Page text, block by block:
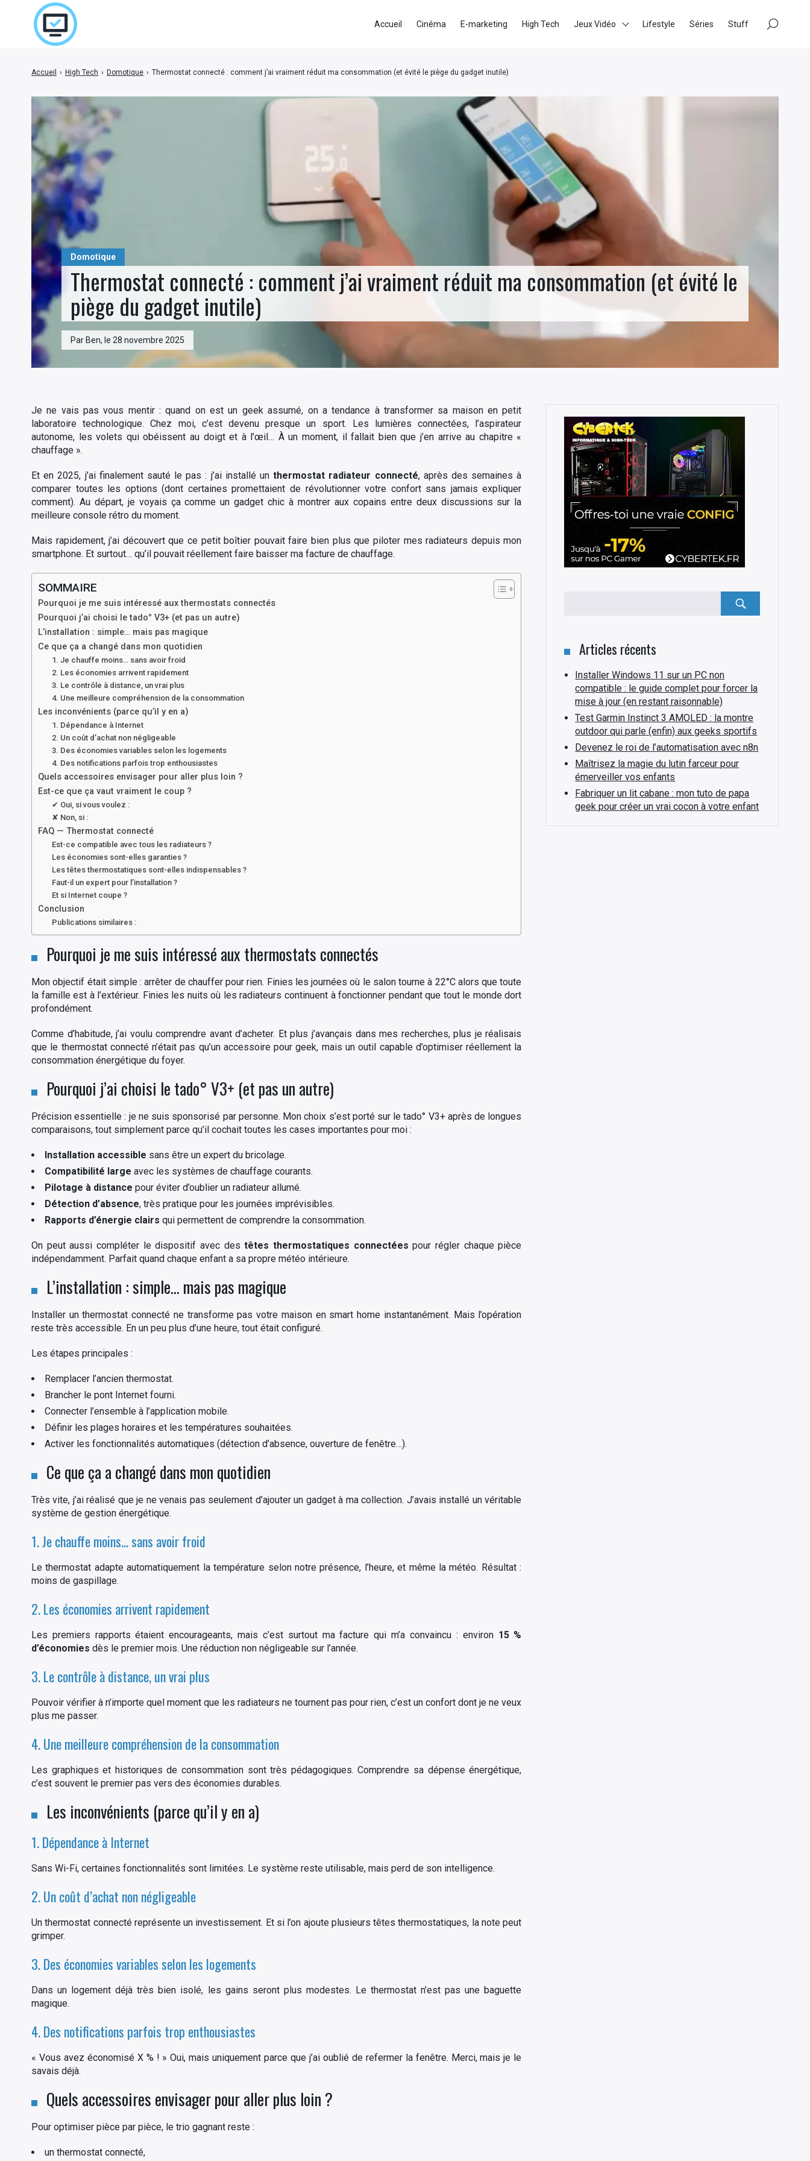
Domotique
Thermostat connecté : comment j’ai vraiment réduit ma consommation (et évité le
piège du gadget inutile)
Par Ben, le 28 novembre 2025
Accueil › High Tech › Domotique › Thermostat connecté : comment j’ai vraiment réduit ma consommation (et évité le piège du gadget inutile)
Je ne vais pas vous mentir : quand on est un geek assumé, on a tendance à transformer sa maison en petit
laboratoire technologique. Chez moi, c’est devenu presque un sport. Les lumières connectées, l’aspirateur
autonome, les volets qui obéissent au doigt et à l’œil… À un moment, il fallait bien que j’en arrive au chapitre «
chauffage ».
Et en 2025, j’ai finalement sauté le pas : j’ai installé unthermostat radiateur connecté, après des semaines à
comparer toutes les options (dont certaines promettaient de révolutionner votre confort sans jamais expliquer
comment). Au départ, je voyais ça comme un gadget chic à montrer aux copains entre deux discussions sur la
meilleure console rétro du moment.
Mais rapidement, j’ai découvert que ce petit boîtier pouvait faire bien plus que piloter mes radiateurs depuis mon
smartphone. Et surtout… qu’il pouvait réellement faire baisser ma facture de chauffage.
SOMMAIRE
Pourquoi je me suis intéressé aux thermostats connectés
Pourquoi j’ai choisi le tado° V3+ (et pas un autre)
L’installation : simple… mais pas magique
Ce que ça a changé dans mon quotidien
1. Je chauffe moins… sans avoir froid
2. Les économies arrivent rapidement
3. Le contrôle à distance, un vrai plus
4. Une meilleure compréhension de la consommation
Les inconvénients (parce qu’il y en a)
1. Dépendance à Internet
2. Un coût d’achat non négligeable
3. Des économies variables selon les logements
4. Des notifications parfois trop enthousiastes
Quels accessoires envisager pour aller plus loin ?
Est-ce que ça vaut vraiment le coup ?
✔ Oui, si vous voulez :
✘ Non, si :
FAQ — Thermostat connecté
Est-ce compatible avec tous les radiateurs ?
Les économies sont-elles garanties ?
Les têtes thermostatiques sont-elles indispensables ?
Faut-il un expert pour l’installation ?
Et si Internet coupe ?
Conclusion
Publications similaires :
Pourquoi je me suis intéressé aux thermostats connectés
Mon objectif était simple : arrêter de chauffer pour rien. Finies les journées où le salon tourne à 22°C alors que toute
la famille est à l’extérieur. Finies les nuits où les radiateurs continuent à fonctionner pendant que tout le monde dort
profondément.
Comme d’habitude, j’ai voulu comprendre avant d’acheter. Et plus j’avançais dans mes recherches, plus je réalisais
que le thermostat connecté n’était pas qu’un accessoire pour geek, mais un outil capable d’optimiser réellement la
consommation énergétique du foyer.
Pourquoi j’ai choisi le tado° V3+ (et pas un autre)
Précision essentielle : je ne suis sponsorisé par personne. Mon choix s’est porté sur le tado° V3+ après de longues
comparaisons, tout simplement parce qu’il cochait toutes les cases importantes pour moi :
Installation accessible sans être un expert du bricolage.
Compatibilité large avec les systèmes de chauffage courants.
Pilotage à distance pour éviter d’oublier un radiateur allumé.
Détection d’absence, très pratique pour les journées imprévisibles.
Rapports d’énergie clairs qui permettent de comprendre la consommation.
On peut aussi compléter le dispositif avec destêtes thermostatiques connectées pour régler chaque pièce
indépendamment. Parfait quand chaque enfant a sa propre météo intérieure.
L’installation : simple… mais pas magique
Installer un thermostat connecté ne transforme pas votre maison en smart home instantanément. Mais l’opération
reste très accessible. En un peu plus d’une heure, tout était configuré.
Les étapes principales :
Remplacer l’ancien thermostat.
Brancher le pont Internet fourni.
Connecter l’ensemble à l’application mobile.
Définir les plages horaires et les températures souhaitées.
Activer les fonctionnalités automatiques (détection d’absence, ouverture de fenêtre…).
Ce que ça a changé dans mon quotidien
Très vite, j’ai réalisé que je ne venais pas seulement d’ajouter un gadget à ma collection. J’avais installé un véritable
système de gestion énergétique.
1. Je chauffe moins… sans avoir froid
Le thermostat adapte automatiquement la température selon notre présence, l’heure, et même la météo. Résultat :
moins de gaspillage.
2. Les économies arrivent rapidement
Les premiers rapports étaient encourageants, mais c’est surtout ma facture qui m’a convaincu : environ 15 %
d’économies dès le premier mois. Une réduction non négligeable sur l’année.
3. Le contrôle à distance, un vrai plus
Pouvoir vérifier à n’importe quel moment que les radiateurs ne tournent pas pour rien, c’est un confort dont je ne veux
plus me passer.
4. Une meilleure compréhension de la consommation
Les graphiques et historiques de consommation sont très pédagogiques. Comprendre sa dépense énergétique,
c’est souvent le premier pas vers des économies durables.
Les inconvénients (parce qu’il y en a)
1. Dépendance à Internet
Sans Wi-Fi, certaines fonctionnalités sont limitées. Le système reste utilisable, mais perd de son intelligence.
2. Un coût d’achat non négligeable
Un thermostat connecté représente un investissement. Et si l’on ajoute plusieurs têtes thermostatiques, la note peut
grimper.
3. Des économies variables selon les logements
Dans un logement déjà très bien isolé, les gains seront plus modestes. Le thermostat n’est pas une baguette
magique.
4. Des notifications parfois trop enthousiastes
« Vous avez économisé X % ! » Oui, mais uniquement parce que j’ai oublié de refermer la fenêtre. Merci, mais je le
savais déjà.
Quels accessoires envisager pour aller plus loin ?
Pour optimiser pièce par pièce, le trio gagnant reste :
un thermostat connecté,
Articles récents
Installer Windows 11 sur un PC non
compatible : le guide complet pour forcer la
mise à jour (en restant raisonnable)
Test Garmin Instinct 3 AMOLED : la montre
outdoor qui parle (enfin) aux geeks sportifs
Devenez le roi de l’automatisation avec n8n
Maîtrisez la magie du lutin farceur pour
émerveiller vos enfants
Fabriquer un lit cabane : mon tuto de papa
geek pour créer un vrai cocon à votre enfant
Accueil Cinéma E-marketing High Tech Jeux Vidéo Lifestyle Séries Stuff
Rechercher